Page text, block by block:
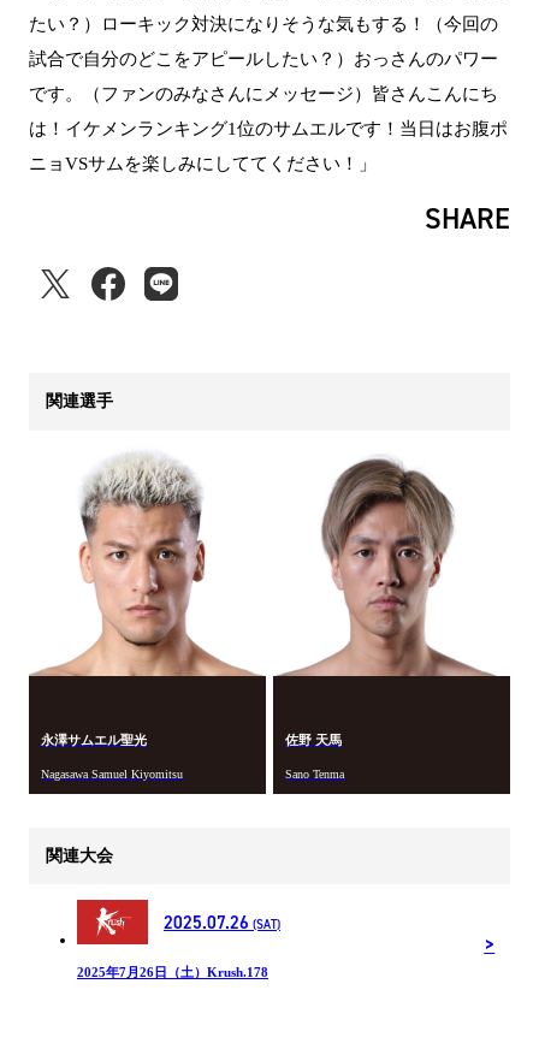
たい？）ローキック対決になりそうな気もする！（今回の
試合で自分のどこをアピールしたい？）おっさんのパワー
です。（ファンのみなさんにメッセージ）皆さんこんにち
は！イケメンランキング1位のサムエルです！当日はお腹ポ
ニョVSサムを楽しみにしててください！」
SHARE
関連選手
永澤サムエル聖光
Nagasawa Samuel Kiyomitsu
佐野 天馬
Sano Tenma
関連大会
2025.07.26 (SAT)
2025年7月26日（土）Krush.178